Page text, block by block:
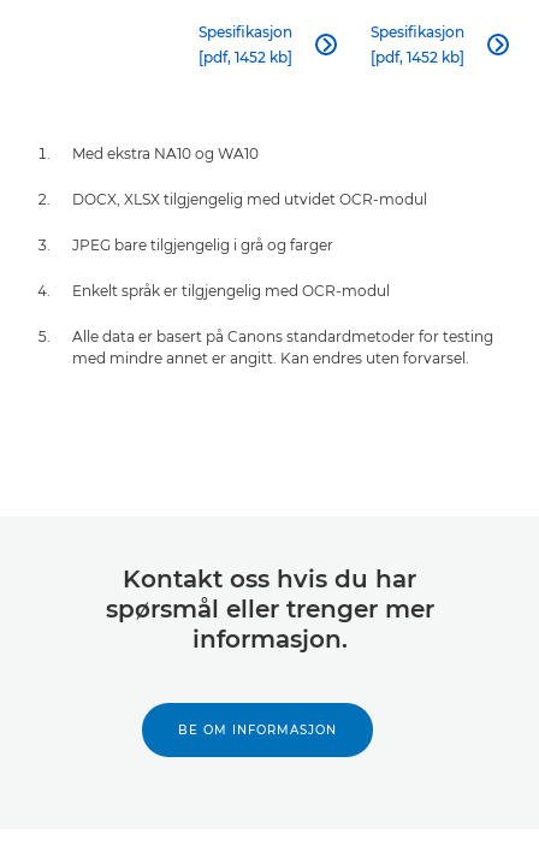
Spesifikasjon
[pdf, 1452 kb]

Spesifikasjon
[pdf, 1452 kb]

Med ekstra NA10 og WA10
DOCX, XLSX tilgjengelig med utvidet OCR-modul
JPEG bare tilgjengelig i grå og farger
Enkelt språk er tilgjengelig med OCR-modul
Alle data er basert på Canons standardmetoder for testing
med mindre annet er angitt. Kan endres uten forvarsel.
Kontakt oss hvis du har
spørsmål eller trenger mer
informasjon.
BE OM INFORMASJON